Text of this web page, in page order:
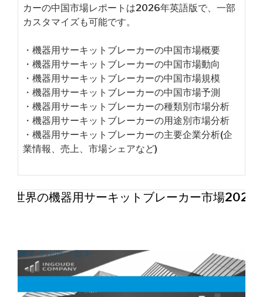
カーの中国市場レポートは2026年英語版で、一部
カスタマイズも可能です。
・機器用サーキットブレーカーの中国市場概要
・機器用サーキットブレーカーの中国市場動向
・機器用サーキットブレーカーの中国市場規模
・機器用サーキットブレーカーの中国市場予測
・機器用サーキットブレーカーの種類別市場分析
・機器用サーキットブレーカーの用途別市場分析
・機器用サーキットブレーカーの主要企業分析(企
業情報、売上、市場シェアなど)
世界の機器用サーキットブレーカー市場2026